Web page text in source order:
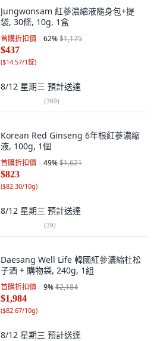
Jungwonsam 紅蔘濃縮液隨身包+提
袋, 30條, 10g, 1盒
首購折扣價 62%$1,175
$437
($14.57/1錠)
8/12 星期三 預計送達
(369)
Korean Red Ginseng 6年根紅蔘濃縮
液, 100g, 1個
首購折扣價 49%$1,621
$823
($82.30/10g)
8/12 星期三 預計送達
(39)
Daesang Well Life 韓國紅參濃縮杜松
子酒 + 購物袋, 240g, 1組
首購折扣價 9%$2,184
$1,984
($82.67/10g)
8/12 星期三 預計送達